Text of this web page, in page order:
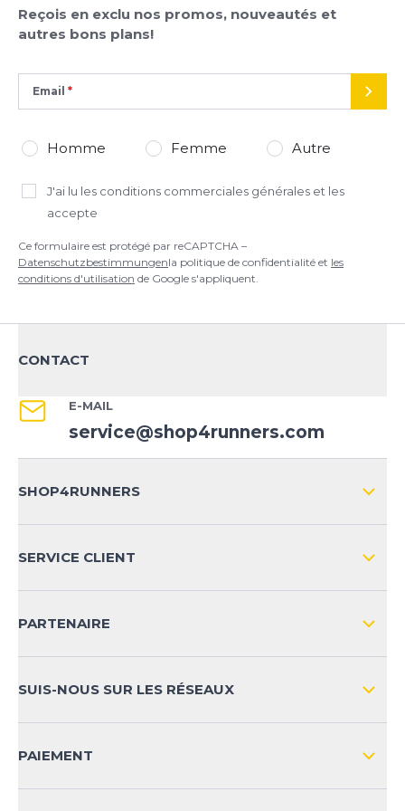
Ce formulaire est protégé par reCAPTCHA –
conditions d'utilisationde Google s'appliquent.
Reçois en exclu nos promos, nouveautés et
autres bons plans!
Email
Homme Femme Autre
J'ai lu les conditions commerciales générales et les
accepte
Ce formulaire est protégé par reCAPTCHA –
Datenschutzbestimmungenla politique de confidentialité et les
conditions d'utilisation de Google s'appliquent.
CONTACT
E-MAIL
service@shop4runners.com
SHOP4RUNNERS
SERVICE CLIENT
CONTACT
SÉCURITÉ DES PRODUITS
PARTENAIRE
SUIS-NOUS SUR LES RÉSEAUX
PAIEMENT